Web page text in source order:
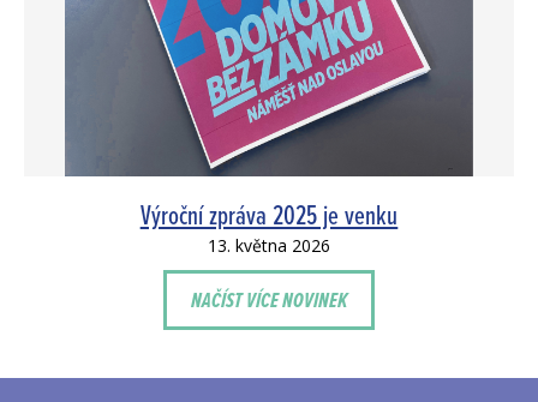
Výroční zpráva 2025 je venku
13. května 2026
NAČÍST VÍCE NOVINEK